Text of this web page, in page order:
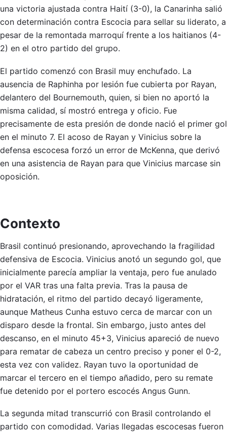
una victoria ajustada contra Haití (3-0), la Canarinha salió
con determinación contra Escocia para sellar su liderato, a
pesar de la remontada marroquí frente a los haitianos (4-
2) en el otro partido del grupo.
El partido comenzó con Brasil muy enchufado. La
ausencia de Raphinha por lesión fue cubierta por Rayan,
delantero del Bournemouth, quien, si bien no aportó la
misma calidad, sí mostró entrega y oficio. Fue
precisamente de esta presión de donde nació el primer gol
en el minuto 7. El acoso de Rayan y Vinicius sobre la
defensa escocesa forzó un error de McKenna, que derivó
en una asistencia de Rayan para que Vinicius marcase sin
oposición.
Contexto
Brasil continuó presionando, aprovechando la fragilidad
defensiva de Escocia. Vinicius anotó un segundo gol, que
inicialmente parecía ampliar la ventaja, pero fue anulado
por el VAR tras una falta previa. Tras la pausa de
hidratación, el ritmo del partido decayó ligeramente,
aunque Matheus Cunha estuvo cerca de marcar con un
disparo desde la frontal. Sin embargo, justo antes del
descanso, en el minuto 45+3, Vinicius apareció de nuevo
para rematar de cabeza un centro preciso y poner el 0-2,
esta vez con validez. Rayan tuvo la oportunidad de
marcar el tercero en el tiempo añadido, pero su remate
fue detenido por el portero escocés Angus Gunn.
La segunda mitad transcurrió con Brasil controlando el
partido con comodidad. Varias llegadas escocesas fueron